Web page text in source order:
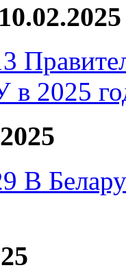
2025
В